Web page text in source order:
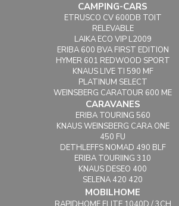
CAMPING-CARS
ETRUSCO CV 600DB TOIT
RELEVABLE
LAIKA ECO VIP L2009
ERIBA 600 BVA FIRST EDITION
HYMER 601 REDWOOD SPORT
KNAUS LIVE TI 590 MF
PLATINUM SELECT
WEINSBERG CARATOUR 600 ME
CARAVANES
ERIBA TOURING 560
KNAUS WEINSBERG CARA ONE
450 FU
DETHLEFFS NOMAD 490 BLF
ERIBA TOURIING 310
KNAUS DESEO 400
SELENA 420 420
MOBILHOME